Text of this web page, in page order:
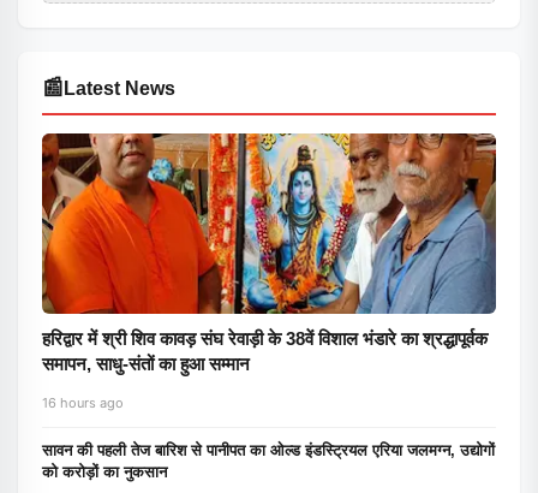
📰 Latest News
हरिद्वार में श्री शिव कावड़ संघ रेवाड़ी के 38वें विशाल भंडारे का श्रद्धापूर्वक
समापन, साधु-संतों का हुआ सम्मान
16 hours ago
सावन की पहली तेज बारिश से पानीपत का ओल्ड इंडस्ट्रियल एरिया जलमग्न, उद्योगों
को करोड़ों का नुकसान